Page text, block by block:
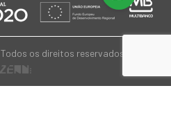
Todos os direitos reservados